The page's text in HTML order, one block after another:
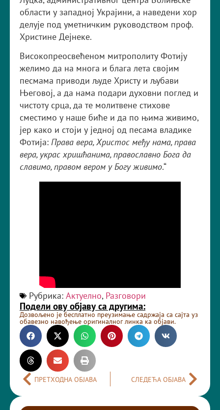
области у западној Украјини, а наведени хор
делује под уметничким руководством проф.
Христине Дејнеке.
Високопреосвећеном митрополиту Фотију
желимо да на многа и блага лета својим
песмама приводи људе Христу и љубави
Његовој, а да нама подари духовни поглед и
чистоту срца, да те молитвене стихове
сместимо у наше биће и да по њима живимо,
јер како и стоји у једној од песама владике
Фотија: Права вера, Христос међу нама, права
вера, украс хришћанима, православно Бога да
славимо, правом вером у Богу живимо.“
Рубрика: Актуелно, Разговори
Подели ову објаву са другима:
Дозвољено је бесплатно преузимање садржаја са сајта уз
обавезно навођење оригиналног линка ка објави.
ПРЕТХОДНА ОБЈАВА СЛЕДЕЋА ОБЈАВА